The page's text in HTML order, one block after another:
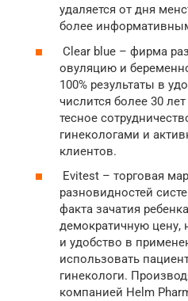
удаляется от дня
более
Clear blue – фирма
овуляцию и
100% результаты в
числится более 30
тесное
гинекологами и
клиентов.
Evitest – торговая
разновидностей
факта зачатия
демократичную цену,
и удобство в
использовать
гинекологи.
компанией Helm